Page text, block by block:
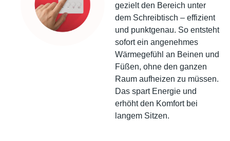
gezielt den Bereich unter
dem Schreibtisch – effizient
und punktgenau. So entsteht
sofort ein angenehmes
Wärmegefühl an Beinen und
Füßen, ohne den ganzen
Raum aufheizen zu müssen.
Das spart Energie und
erhöht den Komfort bei
langem Sitzen.